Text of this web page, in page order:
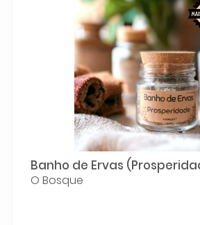
Banho de Ervas
O Bosque